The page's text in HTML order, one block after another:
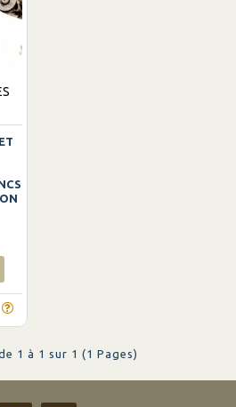
1 à 1 sur 1 (1 Pages)